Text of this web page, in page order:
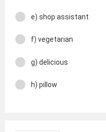
e) shop assistant
f) vegetarian
g) delicious
h) pillow